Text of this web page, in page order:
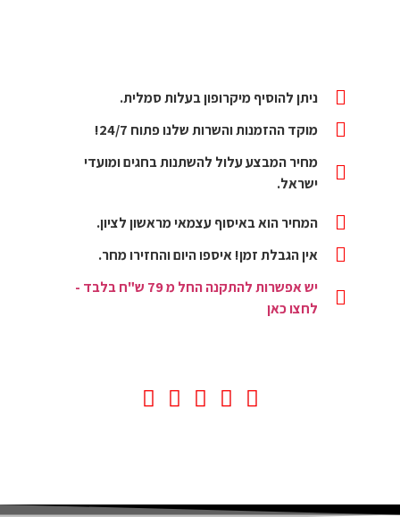
ניתן להוסיף מיקרופון בעלות סמלית.
מוקד ההזמנות והשרות שלנו פתוח 24/7!
מחיר המבצע עלול להשתנות בחגים ומועדי
ישראל.
המחיר הוא באיסוף עצמאי מראשון לציון.
אין הגבלת זמן! איספו היום והחזירו מחר.
יש אפשרות להתקנה החל מ 79 ש"ח בלבד -
לחצו כאן




